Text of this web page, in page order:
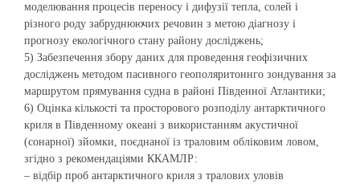
моделювання процесів переносу і дифузії тепла, солей і
різного роду забруднюючих речовин з метою діагнозу і
прогнозу екологічного стану району досліджень;
5) Забезпечення збору даних для проведення геофізичних
досліджень методом пасивного геополяритоннго зондування за
маршрутом прямування судна в районі Південної Атлантики;
6) Оцінка кількості та просторового розподілу антарктичного
криля в Південному океані з використанням акустичної
(сонарної) зйомки, поєднаної із траловим обліковим ловом,
згідно з рекомендаціями ККАМЛР:
– відбір проб антарктичного криля з тралових уловів